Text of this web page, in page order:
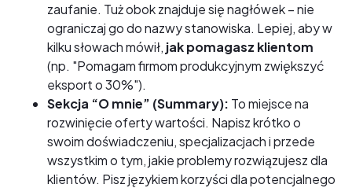
zaufanie. Tuż obok znajduje się nagłówek – nie
ograniczaj go do nazwy stanowiska. Lepiej, aby w
kilku słowach mówił, jak pomagasz klientom
(np. "Pomagam firmom produkcyjnym zwiększyć
eksport o 30%").
Sekcja “O mnie” (Summary): To miejsce na
rozwinięcie oferty wartości. Napisz krótko o
swoim doświadczeniu, specjalizacjach i przede
wszystkim o tym, jakie problemy rozwiązujesz dla
klientów. Pisz językiem korzyści dla potencjalnego